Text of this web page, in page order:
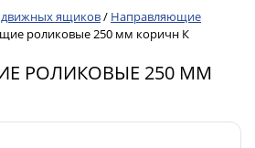
ящиков/ Направляющие
роликовые 250 мм коричн К
РОЛИКОВЫЕ 250 ММ